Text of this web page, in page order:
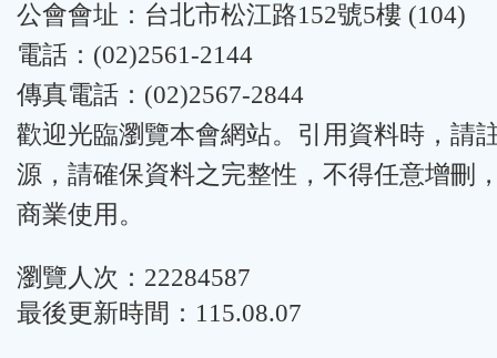
公會會址：台北市松江路152號5樓 (104)
電話：(02)2561-2144
傳真電話：(02)2567-2844
歡迎光臨瀏覽本會網站。引用資料時，請
源，請確保資料之完整性，不得任意增刪
商業使用。
瀏覽人次：22284587
最後更新時間：115.08.07